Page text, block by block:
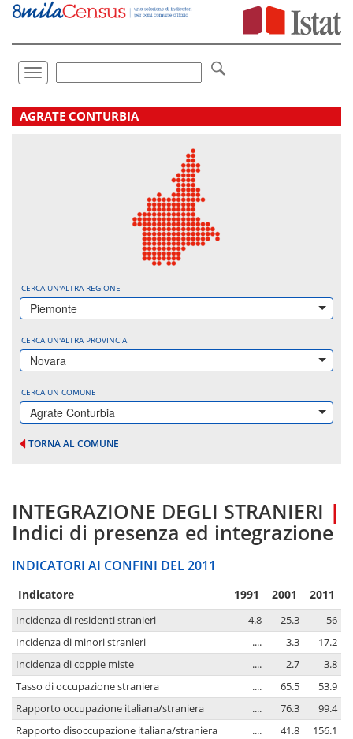
Vai
direttamente
Toggle
navigation
.
AGRATE CONTURBIA
CERCA UN'ALTRA REGIONE
Piemonte
CERCA UN'ALTRA PROVINCIA
Novara
CERCA UN COMUNE
Agrate Conturbia
TORNA AL COMUNE
INTEGRAZIONE DEGLI STRANIERI |
Indici di presenza ed integrazione
INDICATORI AI CONFINI DEL 2011
Indicatore 1991 2001 2011
Incidenza di residenti stranieri 4.8 25.3
56
Incidenza di minori stranieri
.... 3.3
17.2
Incidenza di coppie miste
.... 2.7
3.8
Tasso di occupazione straniera
.... 65.5
53.9
Rapporto occupazione italiana/straniera
.... 76.3
99.4
Rapporto disoccupazione italiana/straniera
.... 41.8
156.1